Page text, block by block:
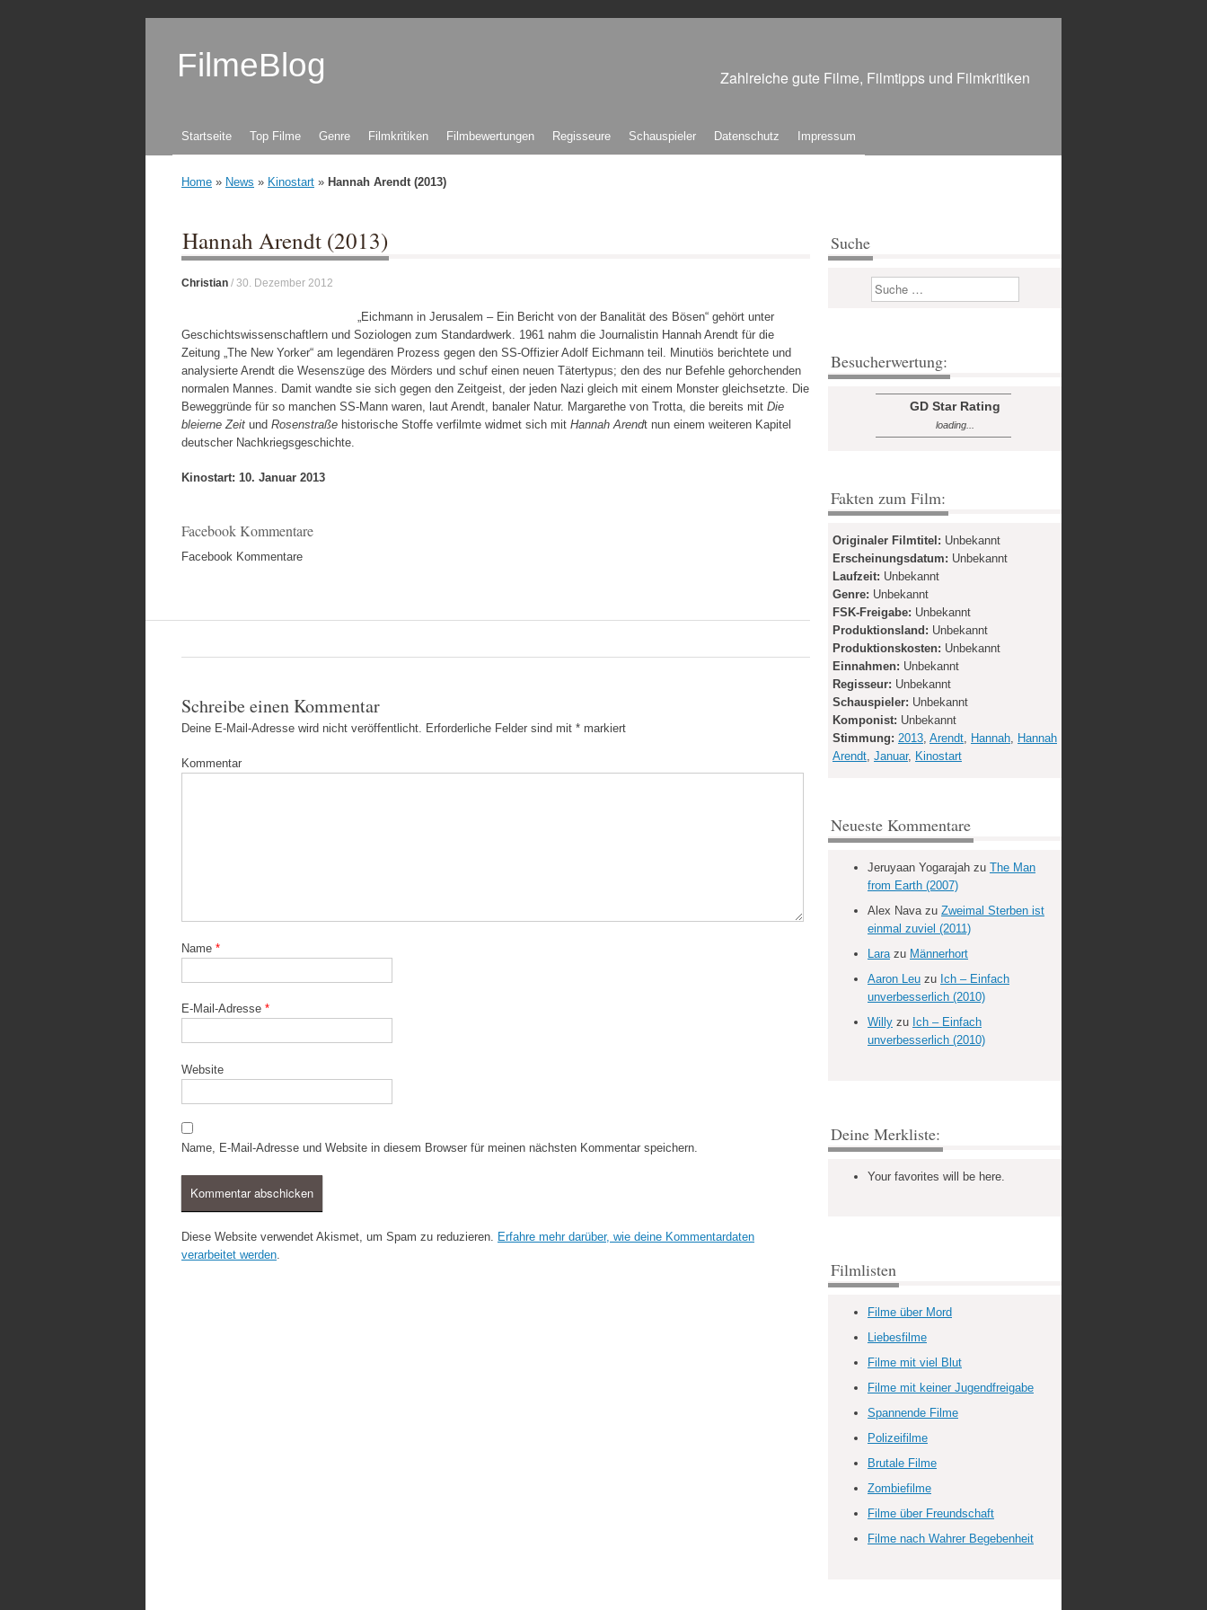
FilmeBlog Zahlreiche gute Filme, Filmtipps und Filmkritiken
Zum Inhalt springen
Startseite Top Filme Genre Filmkritiken Filmbewertungen Regisseure Schauspieler Datenschutz Impressum
Home » News » Kinostart » Hannah Arendt (2013)
Hannah Arendt (2013)
Christian / 30. Dezember 2012
„Eichmann in Jerusalem – Ein Bericht von der Banalität des Bösen“ gehört unter
Geschichtswissenschaftlern und Soziologen zum Standardwerk. 1961 nahm die Journalistin Hannah Arendt für die
Zeitung „The New Yorker“ am legendären Prozess gegen den SS-Offizier Adolf Eichmann teil. Minutiös berichtete und
analysierte Arendt die Wesenszüge des Mörders und schuf einen neuen Tätertypus; den des nur Befehle gehorchenden
normalen Mannes. Damit wandte sie sich gegen den Zeitgeist, der jeden Nazi gleich mit einem Monster gleichsetzte. Die
Beweggründe für so manchen SS-Mann waren, laut Arendt, banaler Natur. Margarethe von Trotta, die bereits mit Die
bleierne Zeit und Rosenstraße historische Stoffe verfilmte widmet sich mit Hannah Arendt nun einem weiteren Kapitel
deutscher Nachkriegsgeschichte.
Kinostart: 10. Januar 2013
Facebook Kommentare
Facebook Kommentare
Schreibe einen Kommentar
Deine E-Mail-Adresse wird nicht veröffentlicht. Erforderliche Felder sind mit * markiert
Kommentar
Name *
E-Mail-Adresse *
Website
Name, E-Mail-Adresse und Website in diesem Browser für meinen nächsten Kommentar speichern.
Diese Website verwendet Akismet, um Spam zu reduzieren. Erfahre mehr darüber, wie deine Kommentardaten
verarbeitet werden.
Suche
Suchen
Besucherwertung:
GD Star Rating
loading...
Fakten zum Film:
Originaler Filmtitel: Unbekannt
Erscheinungsdatum: Unbekannt
Laufzeit: Unbekannt
Genre: Unbekannt
FSK-Freigabe: Unbekannt
Produktionsland: Unbekannt
Produktionskosten: Unbekannt
Einnahmen: Unbekannt
Regisseur: Unbekannt
Schauspieler: Unbekannt
Komponist: Unbekannt
Stimmung: 2013, Arendt, Hannah, Hannah
Arendt, Januar, Kinostart
Neueste Kommentare
Jeruyaan Yogarajah zu The Man
from Earth (2007)
Alex Navazu Zweimal Sterben ist
einmal zuviel (2011)
Larazu Männerhort
Aaron Leu zu Ich – Einfach
unverbesserlich (2010)
Willy zu Ich – Einfach
unverbesserlich (2010)
Deine Merkliste:
Your favorites will be here.
Filmlisten
Filme über Mord
Liebesfilme
Filme mit viel Blut
Filme mit keiner Jugendfreigabe
Spannende Filme
Polizeifilme
Brutale Filme
Zombiefilme
Filme über Freundschaft
Filme nach Wahrer Begebenheit